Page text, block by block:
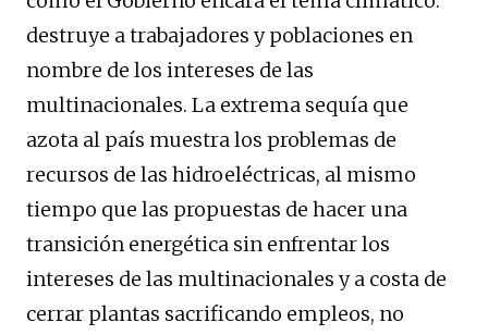
destruye a trabajadores y poblaciones en
nombre de los intereses de las
multinacionales. La extrema sequía que
azota al país muestra los problemas de
recursos de las hidroeléctricas, al mismo
tiempo que las propuestas de hacer una
transición energética sin enfrentar los
intereses de las multinacionales y a costa de
cerrar plantas sacrificando empleos, no